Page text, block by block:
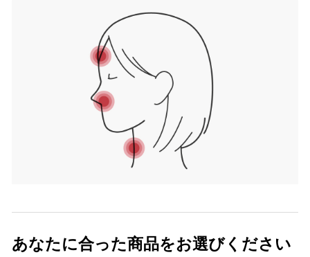
あなたに合った商品をお選びください